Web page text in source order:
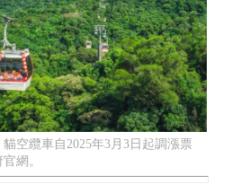
空纜車自2025年3月3日起調漲票
網。